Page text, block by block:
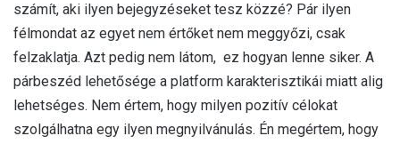
számít, aki ilyen bejegyzéseket tesz közzé? Pár ilyen
félmondat az egyet nem értőket nem meggyőzi, csak
felzaklatja. Azt pedig nem látom, ez hogyan lenne siker. A
párbeszéd lehetősége a platform karakterisztikái miatt alig
lehetséges. Nem értem, hogy milyen pozitív célokat
szolgálhatna egy ilyen megnyilvánulás. Én megértem, hogy